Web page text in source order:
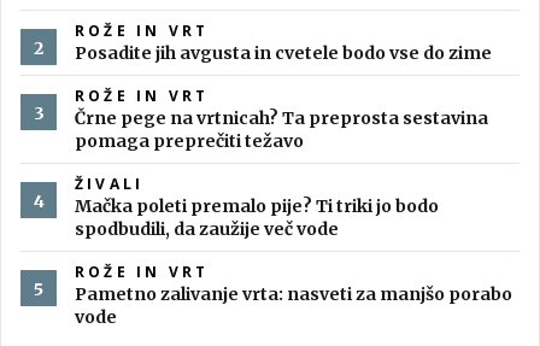
ROŽE IN VRT
Posadite jih avgusta in cvetele bodo vse do zime
ROŽE IN VRT
Črne pege na vrtnicah? Ta preprosta sestavina
pomaga preprečiti težavo
ŽIVALI
Mačka poleti premalo pije? Ti triki jo bodo
spodbudili, da zaužije več vode
ROŽE IN VRT
Pametno zalivanje vrta: nasveti za manjšo porabo
vode